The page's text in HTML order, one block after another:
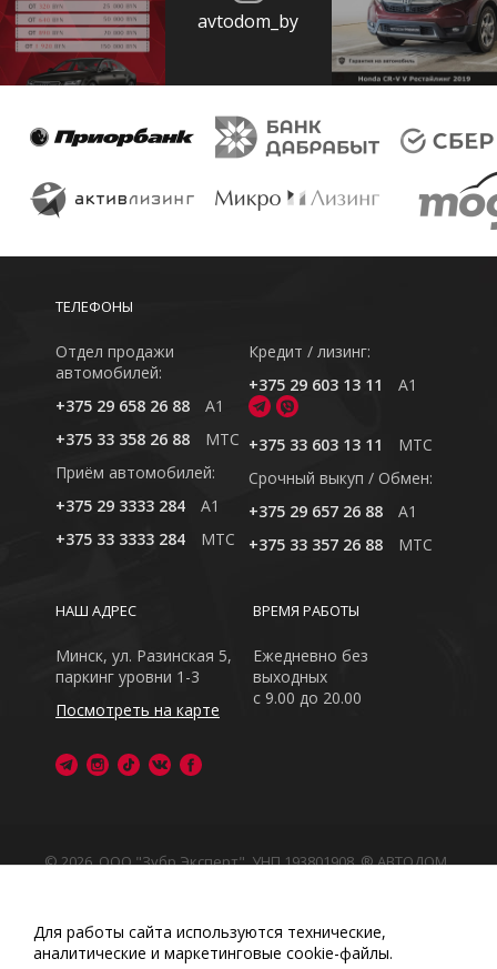
avtodom_by
ТЕЛЕФОНЫ
Отдел продажи
автомобилей:
+375 29 658 26 88
A1
+375 33 358 26 88
MTC
Приём автомобилей:
+375 29 3333 284
A1
+375 33 3333 284
MTC
Кредит / лизинг:
+375 29 603 13 11
A1
+375 33 603 13 11
MTC
Cрочный выкуп / Обмен:
+375 29 657 26 88
A1
+375 33 357 26 88
MTC
ВРЕМЯ РАБОТЫ
Ежедневно без
выходных
с 9.00 до 20.00
НАШ АДРЕС
Минск, ул. Разинская 5,
паркинг уровни 1-3
Посмотреть на карте
© 2026, ООО "Зубр Эксперт", УНП 193801908. ® АВТОДОМ
Обращаем Ваше внимание на то, что данный интернет-
сайт носит исключительно информационный характер
Любое использование либо копирование материалов
Для работы сайта используются технические,
аналитические и маркетинговые сооkіе-файлы.